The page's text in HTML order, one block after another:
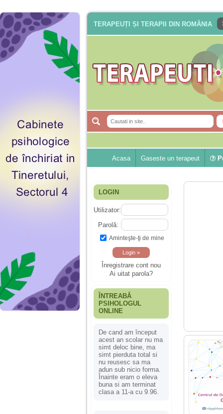
TERAPEUȚI ȘI TERAPII DIN ROMÂNIA
Acasa Gaseste un terapeut
LOGIN
Utilizator:
Parolă:
Aminteşte-ţi de mine
Înregistrare cont nou
Ai uitat parola?
ÎNTREABĂ
PSIHOLOGUL
ONLINE
De cand am început
acest an scolar nu ma
simt deloc bine, ma
simt pierduta total si
nu reusesc sa ma
adun sub nicio forma.
Înainte eram o eleva
buna si am terminat
clasa a 11-a cu 9.96.